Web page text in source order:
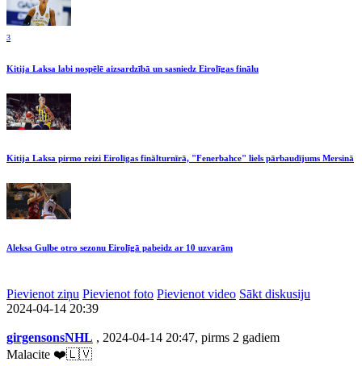
3
Kitija Laksa labi nospēlē aizsardzībā un sasniedz Eirolīgas finālu
Kitija Laksa pirmo reizi Eirolīgas finālturnīrā, "Fenerbahce" liels pārbaudījums Mersinā
Aleksa Gulbe otro sezonu Eirolīgā pabeidz ar 10 uzvarām
Pievienot ziņu Pievienot foto Pievienot video Sākt diskusiju
2024-04-14 20:39
girgensonsNHL , 2024-04-14 20:47, pirms 2 gadiem
Malacite ❤️🇱🇻